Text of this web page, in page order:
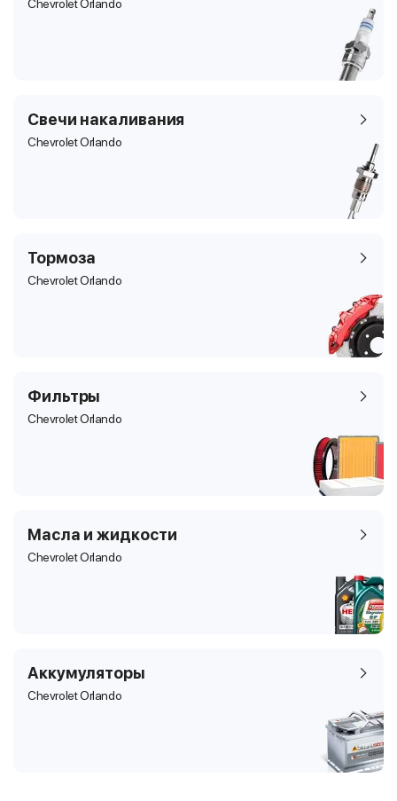
Chevrolet Orlando
Свечи накаливания
Chevrolet Orlando
Тормоза
Chevrolet Orlando
Фильтры
Chevrolet Orlando
Масла и жидкости
Chevrolet Orlando
Аккумуляторы
Chevrolet Orlando